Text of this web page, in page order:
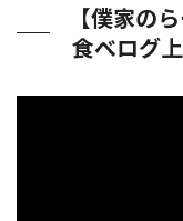
【僕家の
食べログ